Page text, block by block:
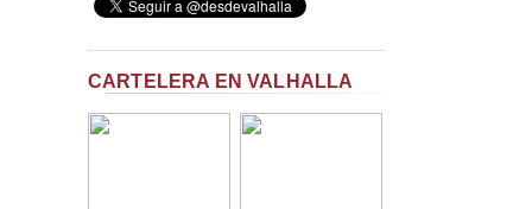
CARTELERA EN VALHALLA